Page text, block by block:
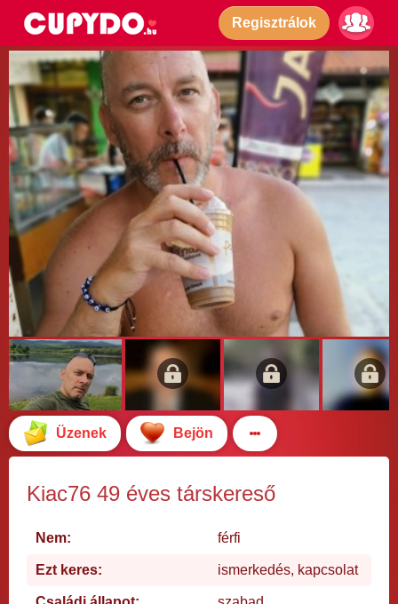
Regisztrálok
Üzenek Bejön
Kiac76 49 éves társkereső
Nem: férfi
Ezt keres: ismerkedés, kapcsolat